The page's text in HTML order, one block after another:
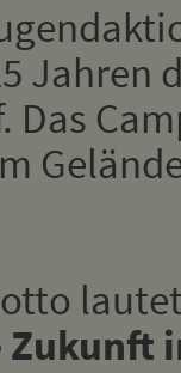
Jahren
Das
Zukunft